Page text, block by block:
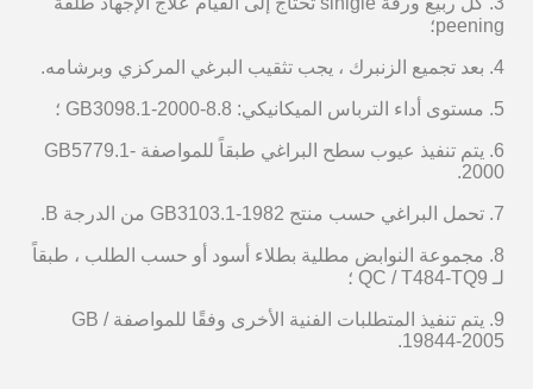
peening؛
4. بعد تجميع الزنبرك ، يجب تثقيب البرغي المركزي وبرشامه.
5. مستوى أداء الترباس الميكانيكي: 8.8-GB3098.1-2000 ؛
6. يتم تنفيذ عيوب سطح البراغي طبقاً للمواصفة GB5779.1-
2000.
7. تحمل البراغي حسب منتج GB3103.1-1982 من الدرجة B.
8. مجموعة النوابض مطلية بطلاء أسود أو حسب الطلب ، طبقاً
لـ QC / T484-TQ9 ؛
9. يتم تنفيذ المتطلبات الفنية الأخرى وفقًا للمواصفة GB /
19844-2005.